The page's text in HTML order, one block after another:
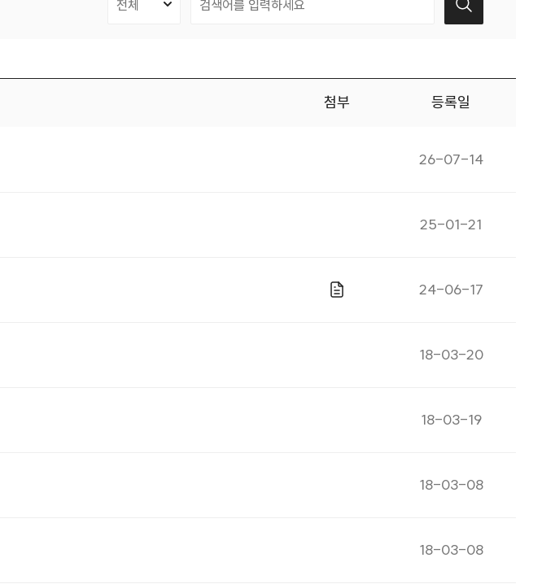
첨부 등록일
게시일자
26-07-14
게시일자
25-01-21
파일있음
게시일자
24-06-17
게시일자
18-03-20
게시일자
18-03-19
게시일자
18-03-08
게시일자
18-03-08